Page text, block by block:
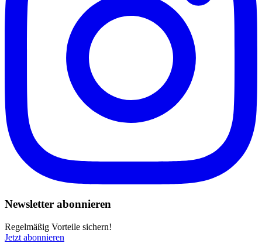
Newsletter abonnieren
Regelmäßig Vorteile sichern!
Jetzt abonnieren